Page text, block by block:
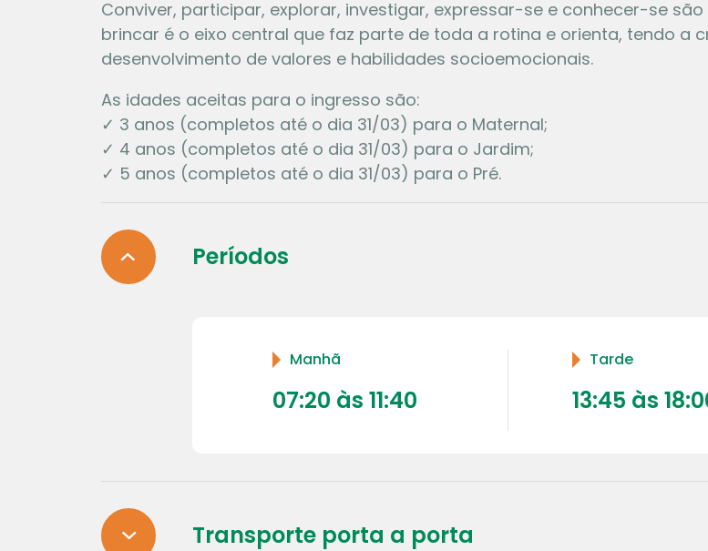
Conviver, participar, explorar, investigar, expressar-se e conhecer-se
brincar é o eixo central que faz parte de toda a rotina e orienta, tendo a
desenvolvimento de valores e habilidades socioemocionais.
As idades aceitas para o ingresso são:
✓ 3 anos (completos até o dia 31/03) para o Maternal;
✓ 4 anos (completos até o dia 31/03) para o Jardim;
✓ 5 anos (completos até o dia 31/03) para o Pré.
Períodos
Manhã
07:20 às 11:40
Tarde
13:45 às
Transporte porta a porta